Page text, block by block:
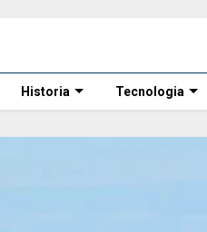
Historia Tecnologia